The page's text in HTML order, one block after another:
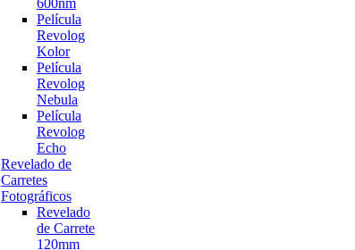
600nm
Película
Revolog
Kolor
Película
Revolog
Nebula
Película
Revolog
Echo
Revelado de
Carretes
Fotográficos
Revelado
de Carrete
120mm